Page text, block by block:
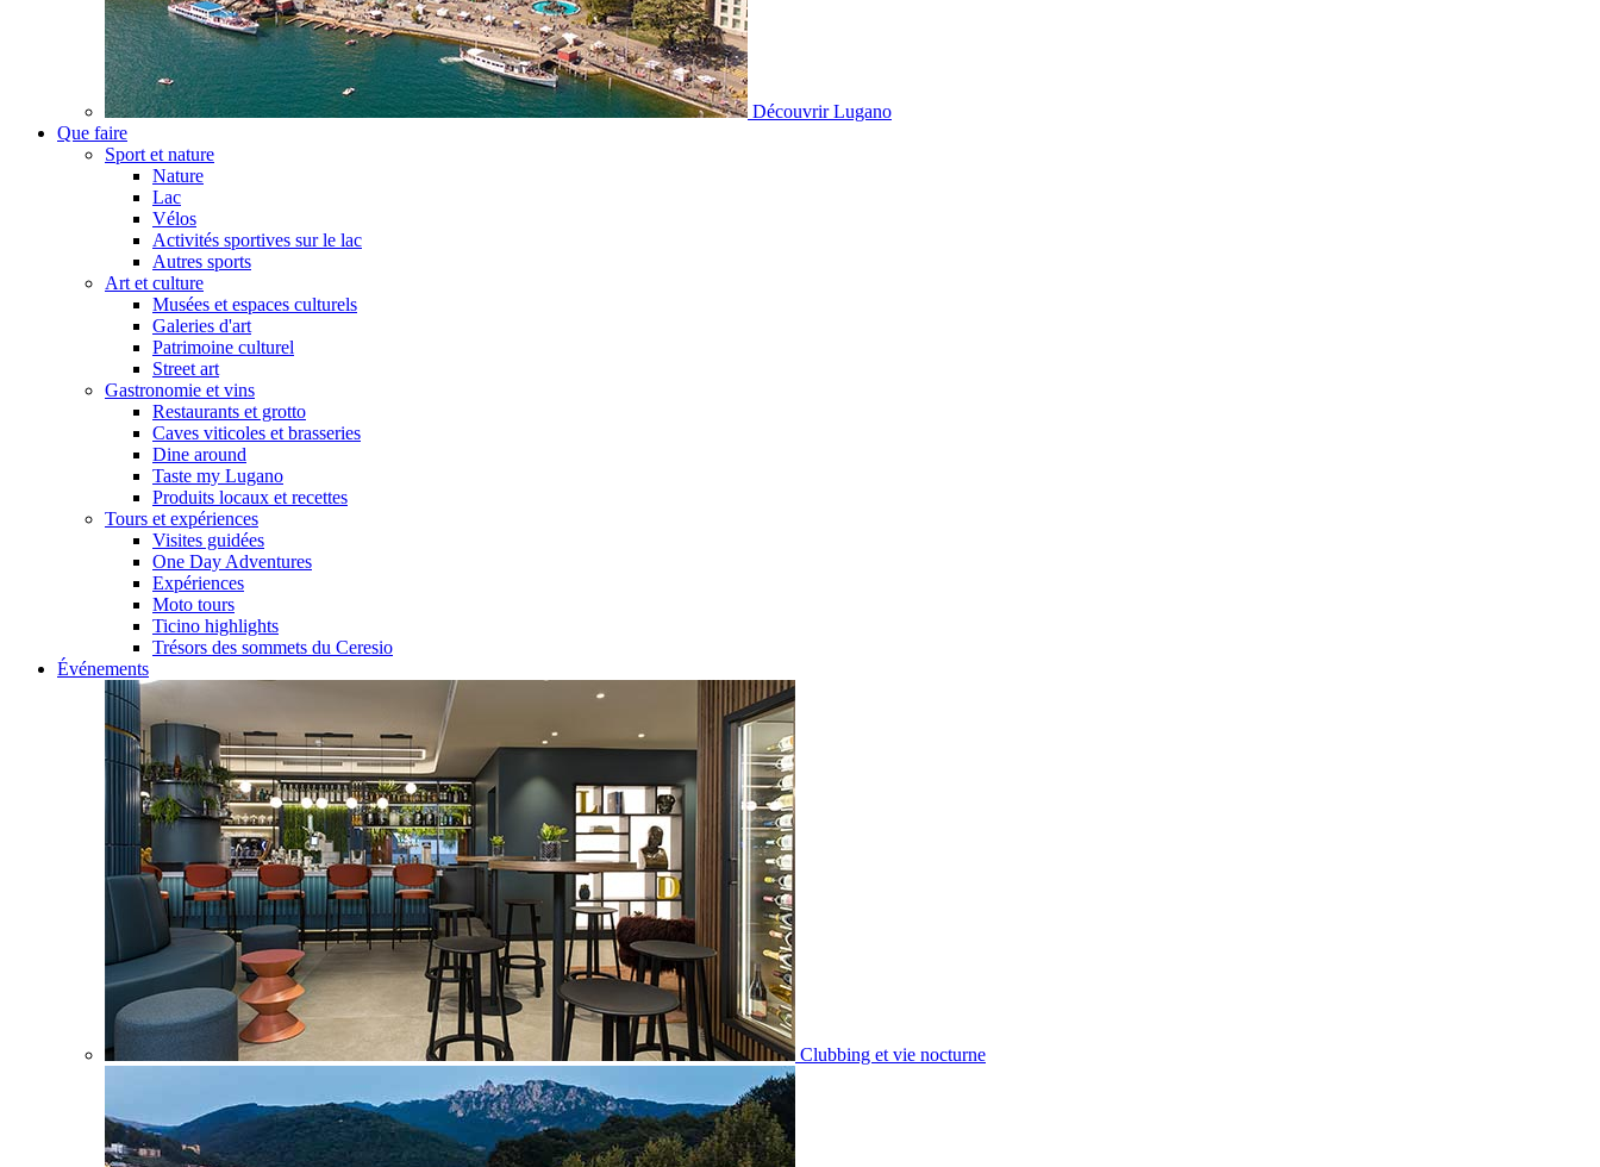
Découvrir Lugano
Que faire
Sport et nature
Nature
Lac
Vélos
Activités sportives sur le lac
Autres sports
Art et culture
Musées et espaces culturels
Galeries d'art
Patrimoine culturel
Street art
Gastronomie et vins
Restaurants et grotto
Caves viticoles et brasseries
Dine around
Taste my Lugano
Produits locaux et recettes
Tours et expériences
Visites guidées
One Day Adventures
Expériences
Moto tours
Ticino highlights
Trésors des sommets du Ceresio
Événements
Clubbing et vie nocturne